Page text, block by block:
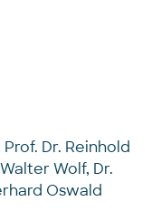
Dr. Reinhold
Wolf, Dr.
Oswald